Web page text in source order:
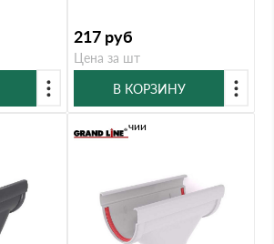
217 руб
Цена за шт
В КОРЗИНУ
В наличии